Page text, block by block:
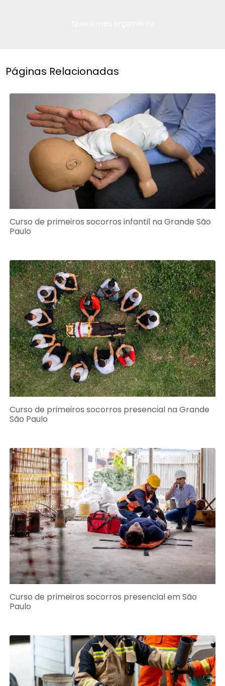
Páginas Relacionadas
Curso de primeiros socorros infantil na Grande São
Paulo
Curso de primeiros socorros presencial na Grande
São Paulo
Curso de primeiros socorros presencial em São
Paulo